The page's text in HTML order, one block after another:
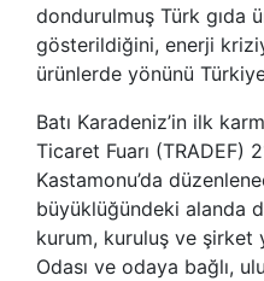
dondurulmuş Türk gıda
gösterildiğini, enerji
ürünlerde yönünü
Batı Karadeniz’in ilk
Ticaret Fuarı (TRADEF)
Kastamonu’da
büyüklüğündeki alanda
kurum, kuruluş ve şirket
Odası ve odaya bağlı,